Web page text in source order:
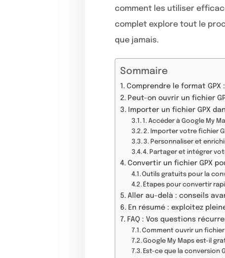
comment les utiliser
complet explore tout le
que jamais.
Sommaire
Comprendre le format GPX
Peut-on ouvrir un fichier
Importer un fichier GPX
1. Accéder à Google My
2. Importer votre fichier
3. Personnaliser et
4. Partager et intégrer
Convertir un fichier GPX
Outils gratuits pour la
Étapes pour convertir
Aller au-delà : conseils
En résumé : exploitez
FAQ : Vos questions
Comment ouvrir un fichier
Google My Maps est-il
Est-ce que la conversion